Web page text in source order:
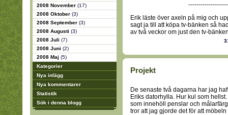
2008 November (17)
2008 Oktober (3)
2008 September (3)
2008 Augusti (3)
2008 Juli (7)
2008 Juni (2)
2008 Maj (5)
Kategorier
Nya inlägg
Nya kommentarer
Statistik
Sök i denna blogg
Erik läste över axeln på mig och
sagt ja till att köpa tv-bänken så
av två veckor om just den tv-
Projekt
De senaste två dagarna har jag
Eriks datorhylla. Hur kul som
som innehöll penslar och
tror att jag gjorde det för att